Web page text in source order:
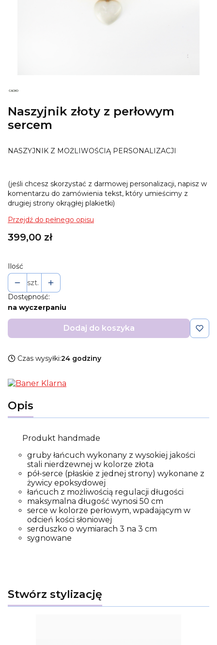
Naszyjnik złoty z perłowym
sercem
NASZYJNIK Z MOŻLIWOŚCIĄ PERSONALIZACJI
(jeśli chcesz skorzystać z darmowej personalizacji, napisz w
komentarzu do zamówienia tekst, który umieścimy z
drugiej strony okrągłej plakietki)
Przejdź do pełnego opisu
Cena
399,00 zł
Ilość
szt.
Dostępność:
na wyczerpaniu
Dodaj do koszyka
Czas wysyłki:24 godziny
Opis
Produkt handmade
gruby łańcuch wykonany z wysokiej jakości
stali nierdzewnej w kolorze złota
pół-serce (płaskie z jednej strony) wykonane z
żywicy epoksydowej
łańcuch z możliwością regulacji długości
maksymalna długość wynosi 50 cm
serce w kolorze perłowym, wpadającym w
odcień kości słoniowej
serduszko o wymiarach 3 na 3 cm
sygnowane
Stwórz stylizację